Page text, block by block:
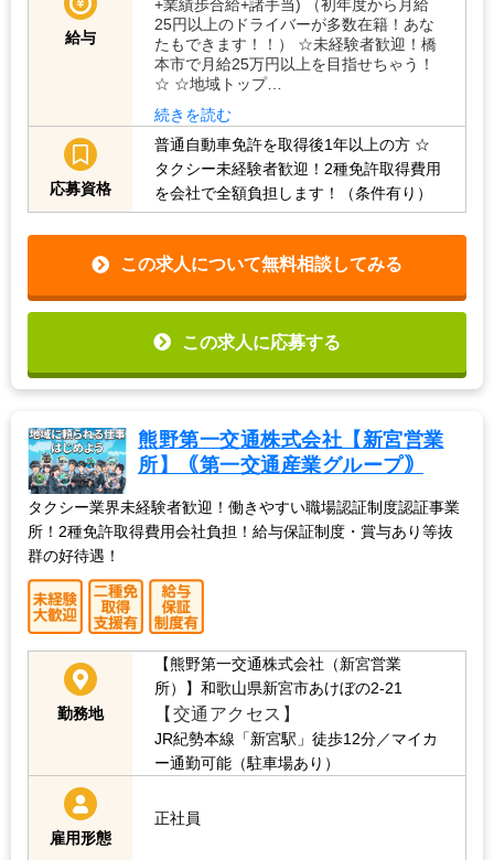
給与
+業績歩合給+諸手当) （初年度から月給
25円以上のドライバーが多数在籍！あな
たもできます！！） ☆未経験者歓迎！橋
本市で月給25万円以上を目指せちゃう！
☆ ☆地域トップ…
続きを読む
応募資格
普通自動車免許を取得後1年以上の方 ☆
タクシー未経験者歓迎！2種免許取得費用
を会社で全額負担します！（条件有り）
この求人について無料相談してみる
この求人に応募する
熊野第一交通株式会社【新宮営業
所】｟第一交通産業グループ｠
タクシー業界未経験者歓迎！働きやすい職場認証制度認証事業
所！2種免許取得費用会社負担！給与保証制度・賞与あり等抜
群の好待遇！
勤務地
【熊野第一交通株式会社（新宮営業
所）】和歌山県新宮市あけぼの2-21
【交通アクセス】
JR紀勢本線「新宮駅」徒歩12分／マイカ
ー通勤可能（駐車場あり）
雇用形態
正社員